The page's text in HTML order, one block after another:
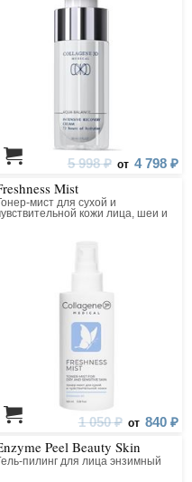
5 998 ₽ от 4 798 ₽
Mist
мист для сухой и
кожи лица, шеи и
1 050 ₽ от 840 ₽
Peel Beauty Skin
пилинг для лица энзимный